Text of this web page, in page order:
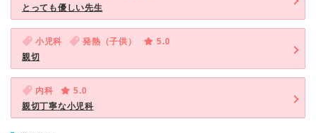
とっても優しい先生
小児科 発熱（子供）
5.0
親切
内科
5.0
親切丁寧な小児科